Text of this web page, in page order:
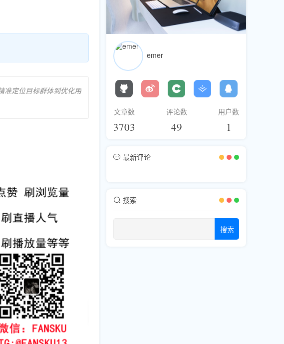
准定位目标群体到优化用
emer
文章数
3703
评论数
49
用户数
1
最新评论
搜索
搜索